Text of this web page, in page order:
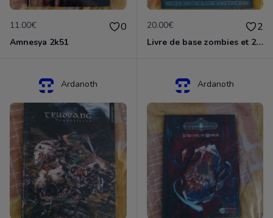
11.00€ 0
Amnesya 2k51
20.00€ 2
Livre de base zombies et 2 suppléments
Ardanoth Ardanoth